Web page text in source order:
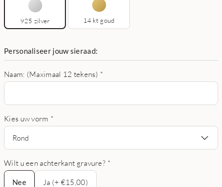
925 zilver 14 kt goud
Personaliseer jouw sieraad:
Naam: (Maximaal 12 tekens) *
Kies uw vorm *
Rond
Wilt u een achterkant gravure? *
Nee
Nee
Ja (+ €15,00)